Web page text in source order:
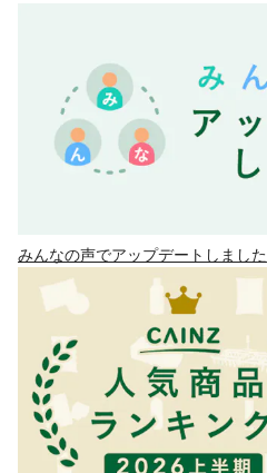
みんなの声でアップデートしました